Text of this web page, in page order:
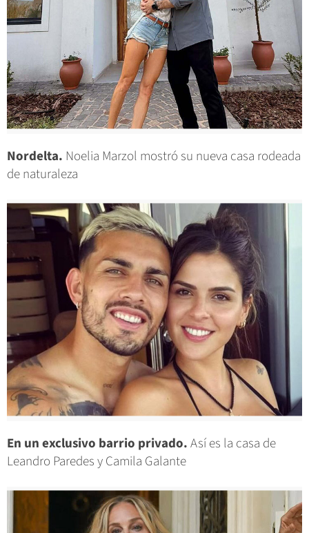
Nordelta. Noelia Marzol mostró su nueva casa rodeada
de naturaleza
En un exclusivo barrio privado.Así es la casa de
Leandro Paredes y Camila Galante